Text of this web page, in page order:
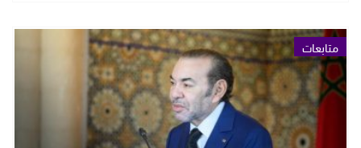
متابعات